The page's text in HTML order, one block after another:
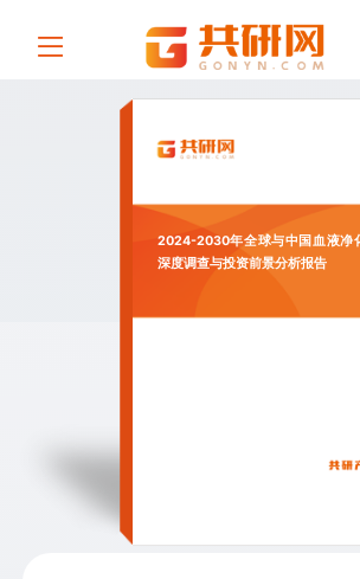
2024-2030年全球与中国血液净
深度调查与投资前景分析报告